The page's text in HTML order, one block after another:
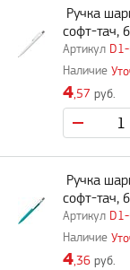
Ручка
софт-тач,
4,57 руб.
Ручка
софт-тач,
4,36 руб.